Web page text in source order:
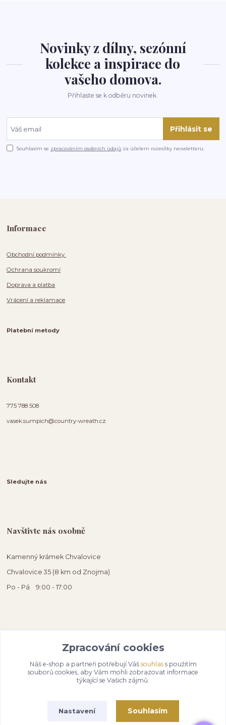
Novinky z dílny, sezónní
kolekce a inspirace do
vašeho domova.
Přihlaste se k odběru novinek.
Přihlásit se
Souhlasím se zpracováním osobních údajů za účelem rozesílky newsletteru.
Informace
Obchodní podmínky
Ochrana soukromí
Doprava a platba
Vrácení a reklamace
Platební metody
Kontakt
775 788 508
vasek.sumpich@country-wreath.cz
Sledujte nás
Navštivte nás osobně
Kamenný krámek Chvalovice
Chvalovice 35 (8 km od Znojma)
Po - Pá 9:00 - 17:00
Zpracování cookies
Náš e-shop a partneři potřebují Váš souhlass použitím
souborů cookies, aby Vám mohli zobrazovat informace
týkající se Vašich zájmů.
Nastavení Souhlasím